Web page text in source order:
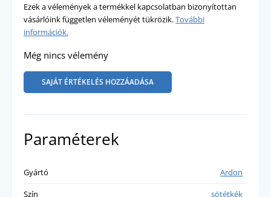
Ezek a vélemények a termékkel kapcsolatban bizonyítottan
vásárlóink független véleményét tükrözik.További
információk.
Még nincs vélemény
SAJÁT ÉRTÉKELÉS HOZZÁADÁSA
Paraméterek
Gyártó
Ardon
Szín
sötétkék